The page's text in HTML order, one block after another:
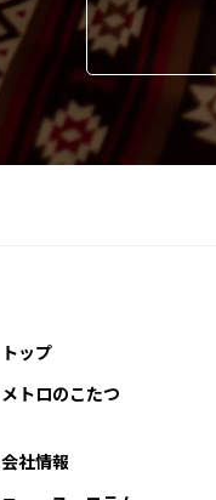
トップ
メトロのこたつ
会社情報